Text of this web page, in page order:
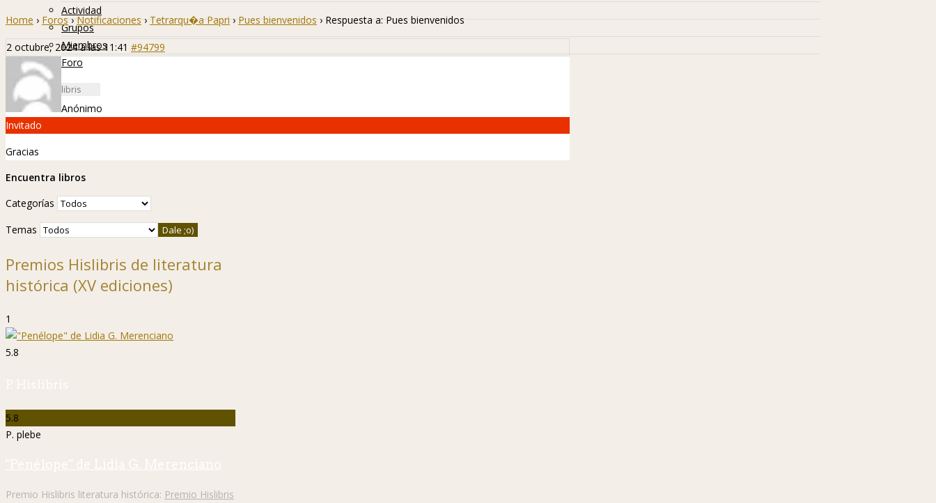
Actividad
Grupos
Miembros
Foro
Home › Foros › Notificaciones › Tetrarqu�a Papri › Pues bienvenidos › Respuesta a: Pues bienvenidos
2 octubre, 2024 a las 11:41 #94799
Anónimo
Invitado
Gracias
Encuentra libros
Categorías
Temas
Premios Hislibris de literatura
histórica (XV ediciones)
1
5.8
P. Hislibris
5.8
P. plebe
"Penélope" de Lidia G. Merenciano
Premio Hislibris literatura histórica: Premio Hislibris